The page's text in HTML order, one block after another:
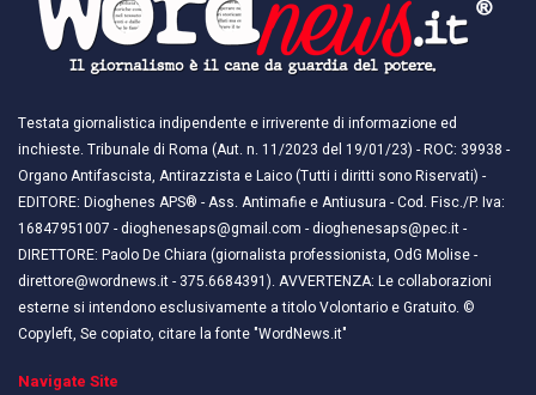
Testata giornalistica indipendente e irriverente di informazione ed
inchieste. Tribunale di Roma (Aut. n. 11/2023 del 19/01/23) - ROC: 39938 -
Organo Antifascista, Antirazzista e Laico (Tutti i diritti sono Riservati) -
EDITORE: Dioghenes APS® - Ass. Antimafie e Antiusura - Cod. Fisc./P. Iva:
16847951007 - dioghenesaps@gmail.com - dioghenesaps@pec.it - ​​
DIRETTORE: Paolo De Chiara (giornalista professionista, OdG Molise -
direttore@wordnews.it - ​​375.6684391). AVVERTENZA: Le collaborazioni
esterne si intendono esclusivamente a titolo Volontario e Gratuito. ©
Copyleft, Se copiato, citare la fonte "WordNews.it"
Navigate Site